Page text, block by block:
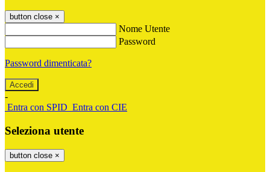
button close ×
Nome Utente
Password
Password dimenticata?
-
Entra con SPID Entra con CIE
Seleziona utente
button close ×